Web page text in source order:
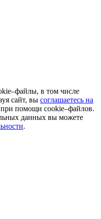
в том числе
сайт, вы соглашаетесь на
при помощи cookie–файлов.
данных вы можете
.